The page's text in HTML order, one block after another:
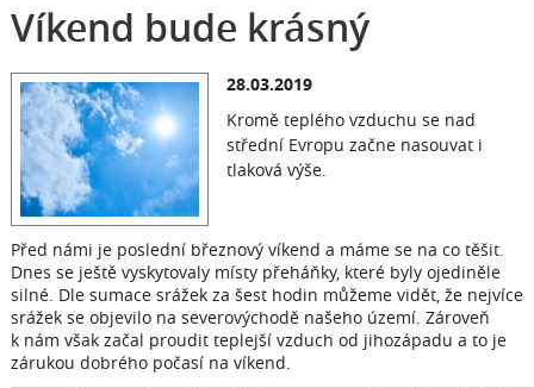
Víkend bude krásný
28.03.2019
Kromě teplého vzduchu se nad
střední Evropu začne nasouvat i
tlaková výše.
Před námi je poslední březnový víkend a máme se na co těšit.
Dnes se ještě vyskytovaly místy přeháňky, které byly ojediněle
silné. Dle sumace srážek za šest hodin můžeme vidět, že nejvíce
srážek se objevilo na severovýchodě našeho území. Zároveň
k nám však začal proudit teplejší vzduch od jihozápadu a to je
zárukou dobrého počasí na víkend.